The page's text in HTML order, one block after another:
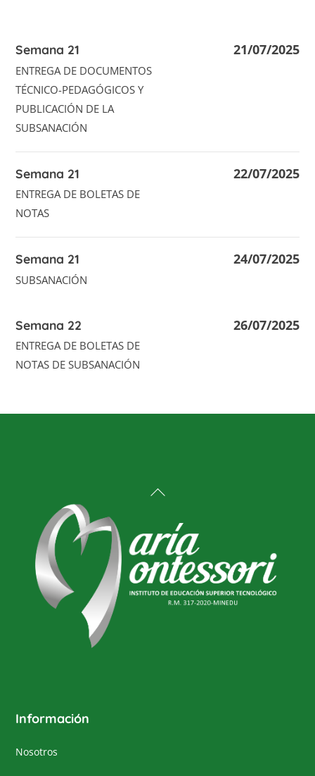
Semana 21
ENTREGA DE DOCUMENTOS
TÉCNICO-PEDAGÓGICOS Y
PUBLICACIÓN DE LA
SUBSANACIÓN
21/07/2025
Semana 21
ENTREGA DE BOLETAS DE
NOTAS
22/07/2025
Semana 21
SUBSANACIÓN
24/07/2025
Semana 22
ENTREGA DE BOLETAS DE
NOTAS DE SUBSANACIÓN
26/07/2025
Back
Información
Nosotros